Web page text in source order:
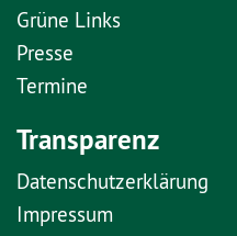
Grüne Links
Presse
Termine
Transparenz
Datenschutzerklärung
Impressum